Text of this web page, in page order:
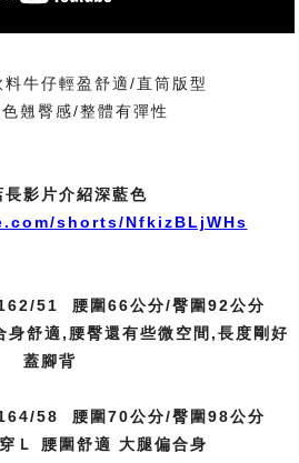
牛仔輕盈舒適/直筒版型
翹臀感/整體有彈性
長影片介紹深藍色
shorts/NfkizBLjWHs
51 腰圍66公分/臀圍92公分
身舒適,腰臀還有些微空間,長度剛好
蓋腳背
58 腰圍70公分/臀圍98公分
Ｌ 腰圍舒適 大腿偏合身